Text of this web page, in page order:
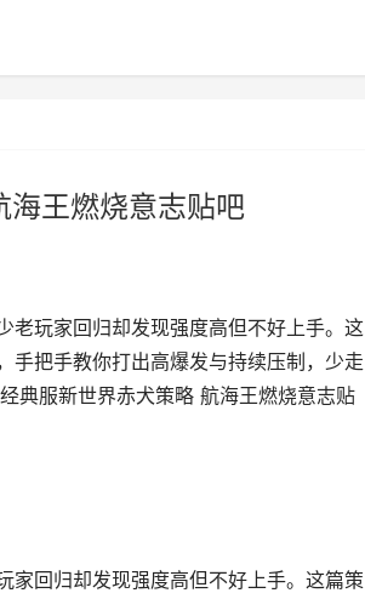
海王燃烧意志贴吧
老玩家回归却发现强度高但不好上手。这
手把手教你打出高爆发与持续压制，少走
典服新世界赤犬策略 航海王燃烧意志贴
家回归却发现强度高但不好上手。这篇策